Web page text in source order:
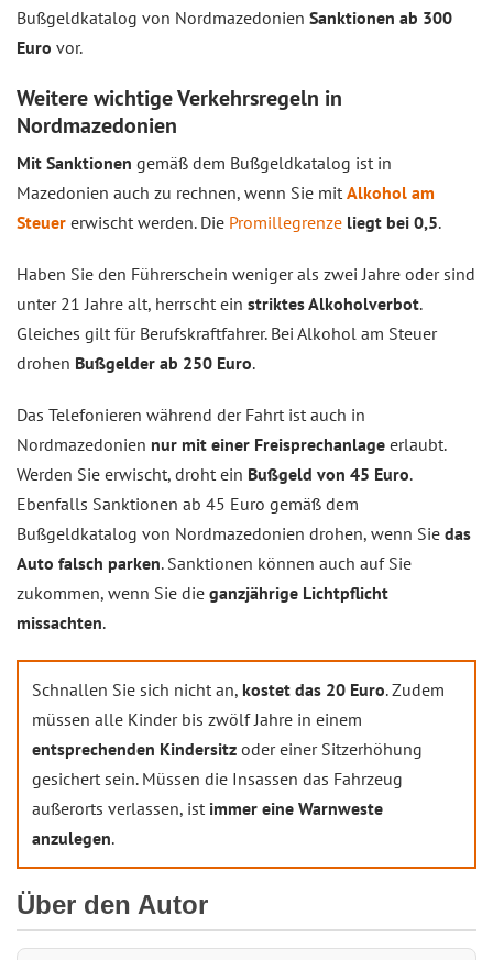
Bußgeldkatalog von Nordmazedonien Sanktionen ab 300
Euro vor.
Weitere wichtige Verkehrsregeln in
Nordmazedonien
Mit Sanktionen gemäß dem Bußgeldkatalog ist in
Mazedonien auch zu rechnen, wenn Sie mit Alkohol am
Steuer erwischt werden. Die Promillegrenze liegt bei 0,5.
Haben Sie den Führerschein weniger als zwei Jahre oder sind
unter 21 Jahre alt, herrscht ein striktes Alkoholverbot.
Gleiches gilt für Berufskraftfahrer. Bei Alkohol am Steuer
drohen Bußgelder ab 250 Euro.
Das Telefonieren während der Fahrt ist auch in
Nordmazedonien nur mit einer Freisprechanlage erlaubt.
Werden Sie erwischt, droht ein Bußgeld von 45 Euro.
Ebenfalls Sanktionen ab 45 Euro gemäß dem
Bußgeldkatalog von Nordmazedonien drohen, wenn Sie das
Auto falsch parken. Sanktionen können auch auf Sie
zukommen, wenn Sie die ganzjährige Lichtpflicht
missachten.
Schnallen Sie sich nicht an, kostet das 20 Euro. Zudem
müssen alle Kinder bis zwölf Jahre in einem
entsprechenden Kindersitz oder einer Sitzerhöhung
gesichert sein. Müssen die Insassen das Fahrzeug
außerorts verlassen, ist immer eine Warnweste
anzulegen.
Über den Autor